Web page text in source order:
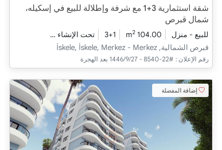
شقة استثمارية 3+1 مع شرفة وإطلالة للبيع في إسكيله،
شمال قبرص
للبيع - منزل 104.00 m
2
3+1 تحت الإنشاء
قبرص الشمالية, İskele, İskele, Merkez - Merkez
رقم الإعلان : #22-8540 - 27‏‏/9‏‏/1446 بعد الهجرة
إضافة المفضلة